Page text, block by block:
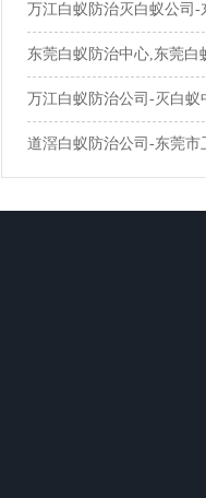
万江白蚁防治灭白蚁公司-
东莞白蚁防治中心,东莞
万江白蚁防治公司-灭白蚁
道滘白蚁防治公司-东莞市